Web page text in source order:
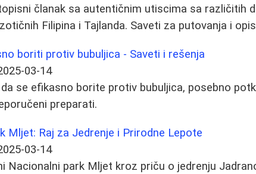
članak sa autentičnim utiscima sa različitih
Filipina i Tajlanda. Saveti za putovanja i
boriti protiv bubuljica - Saveti i rešenja
03-14
se efikasno borite protiv bubuljica, posebno
preparati.
Mljet: Raj za Jedrenje i Prirodne Lepote
03-14
Nacionalni park Mljet kroz priču o jedrenju